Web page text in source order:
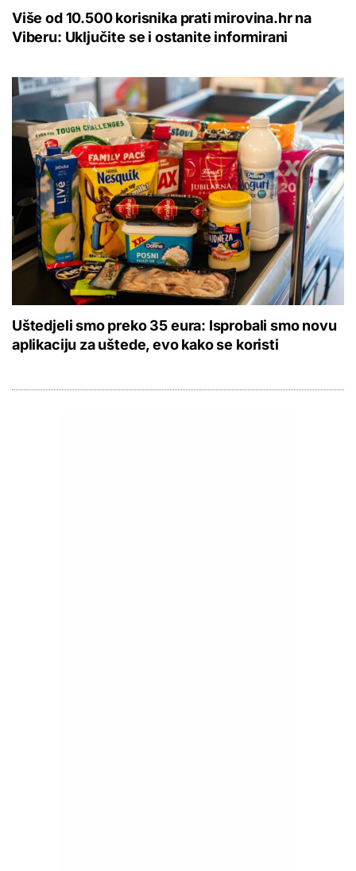
Više od 10.500 korisnika prati mirovina.hr na
Viberu: Uključite se i ostanite informirani
Uštedjeli smo preko 35 eura: Isprobali smo novu
aplikaciju za uštede, evo kako se koristi